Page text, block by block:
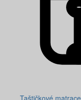
Taštičkové matrace